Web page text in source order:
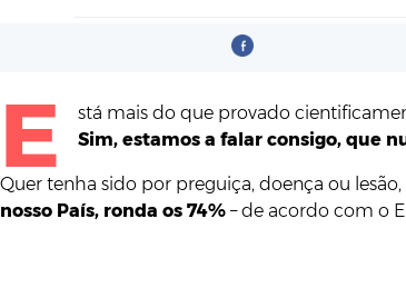
E
stá mais do que provado
Sim, estamos a falar consigo, que
Quer tenha sido por preguiça, doença ou
nosso País, ronda os 74% – de acordo com o